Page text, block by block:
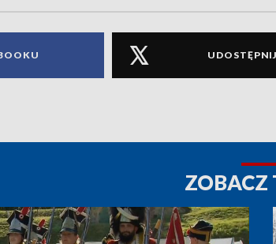
ZOBACZ